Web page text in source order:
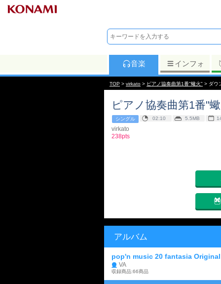
音楽 インフォ
TOP > virkato > ピアノ協奏曲第1番"蠍火" > ダウ
ピアノ協奏曲第1番"
シングル 02:10 5.5MB
virkato
238pts
アルバム
pop'n music 20 fantasia
VA
収録商品:66商品